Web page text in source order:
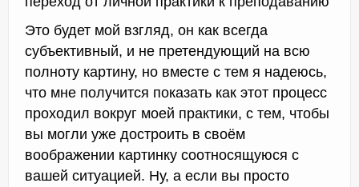
Это будет мой взгляд, он как всегда
субъективный, и не претендующий на всю
полноту картину, но вместе с тем я надеюсь,
что мне получится показать как этот процесс
проходил вокруг моей практики, с тем, чтобы
вы могли уже достроить в своём
воображении картинку соотносящуюся с
вашей ситуацией. Ну, а если вы просто